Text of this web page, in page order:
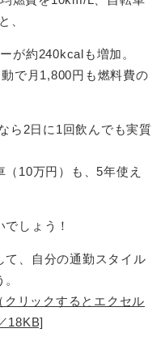
、
が約240kcalも増加。
で月1,800円も燃料費の
ら2日に1回飲んでも実質
10万円）も、5年使え
しょう！
て、自分の通勤スタイル
リックするとエクセル
18KB]